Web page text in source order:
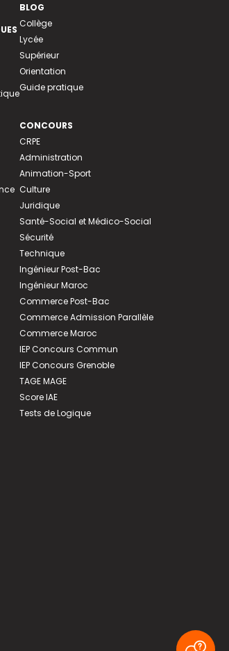
BLOG
Collège
Lycée
Supérieur
Orientation
Guide pratique
CONCOURS
CRPE
Administration
Animation-Sport
Culture
Juridique
Santé-Social et Médico-Social
Sécurité
Technique
Ingénieur Post-Bac
Ingénieur Maroc
Commerce Post-Bac
Commerce Admission Parallèle
Commerce Maroc
IEP Concours Commun
IEP Concours Grenoble
TAGE MAGE
Score IAE
Tests de Logique